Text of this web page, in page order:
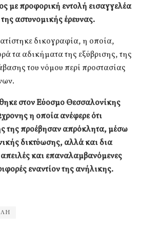
με προφορική εντολή εισαγγελέα
αστυνομικής έρευνας.
δικογραφία, η οποία,
τα αδικήματα της εξύβρισης, της
του νόμου περί προστασίας
στον Εύοσμο Θεσσαλονίκης
η οποία ανέφερε ότι
της προέβησαν απρόκλητα, μέσω
δικτύωσης, αλλά και δια
και επαναλαμβανόμενες
εναντίον της ανήλικης.